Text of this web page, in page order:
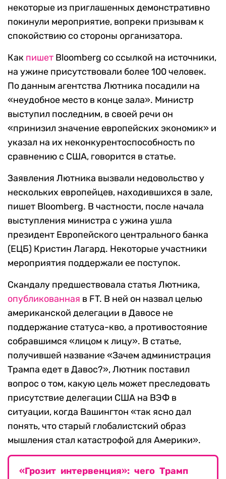
некоторые из приглашенных демонстративно
покинули мероприятие, вопреки призывам к
спокойствию со стороны организатора.
Как пишет Bloomberg со ссылкой на источники,
на ужине присутствовали более 100 человек.
По данным агентства Лютника посадили на
«неудобное место в конце зала». Министр
выступил последним, в своей речи он
«принизил значение европейских экономик» и
указал на их неконкурентоспособность по
сравнению с США, говорится в статье.
Заявления Лютника вызвали недовольство у
нескольких европейцев, находившихся в зале,
пишет Bloomberg. В частности, после начала
выступления министра с ужина ушла
президент Европейского центрального банка
(ЕЦБ) Кристин Лагард. Некоторые участники
мероприятия поддержали ее поступок.
Скандалу предшествовала статья Лютника,
опубликованная в FT. В ней он назвал целью
американской делегации в Давосе не
поддержание статуса-кво, а противостояние
собравшимся «лицом к лицу». В статье,
получившей название «Зачем администрация
Трампа едет в Давос?», Лютник поставил
вопрос о том, какую цель может преследовать
присутствие делегации США на ВЭФ в
ситуации, когда Вашингтон «так ясно дал
понять, что старый глобалистский образ
мышления стал катастрофой для Америки».
«Грозит интервенция»: чего Трамп